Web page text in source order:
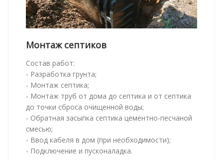
Монтаж септиков
Состав работ:
- Разработка грунта;
- Монтаж септика;
- Монтаж труб от дома до септика и от септика
до точки сброса очищенной воды;
- Обратная засыпка септика цементно-песчаной
смесью;
- Ввод кабеля в дом (при необходимости);
- Подключение и пусконаладка.